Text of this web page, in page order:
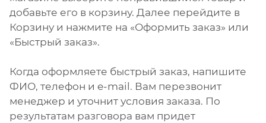
добавьте его в корзину. Далее перейдите в
Корзину и нажмите на «Оформить заказ» или
«Быстрый заказ».
Когда оформляете быстрый заказ, напишите
ФИО, телефон и e-mail. Вам перезвонит
менеджер и уточнит условия заказа. По
результатам разговора вам придет